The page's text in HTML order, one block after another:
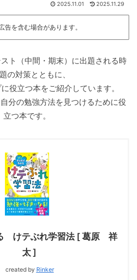
2025.11.01 2025.11.29
告を含む場合があります。
ト（中間・期末）に出題される時
の対策とともに、
役立つ本をご紹介しています。
分の勉強方法を見つけるために役
立つ本です。
けテぶれ学習法 [ 葛原 祥
太 ]
created by Rinker